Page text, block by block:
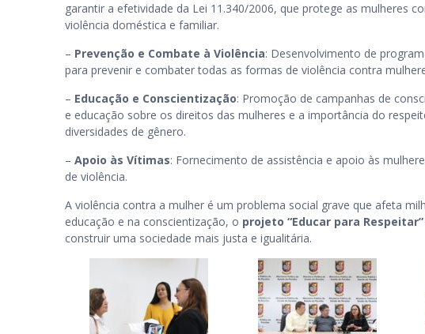
garantir a efetividade da Lei 11.340/2006, que protege as mulheres
violência doméstica e familiar.
– Prevenção e Combate à Violência: Desenvolvimento de
para prevenir e combater todas as formas de violência contra
– Educação e Conscientização: Promoção de campanhas de
e educação sobre os direitos das mulheres e a importância do
diversidades de gênero.
– Apoio às Vítimas: Fornecimento de assistência e apoio às
de violência.
A violência contra a mulher é um problema social grave que afeta
educação e na conscientização, o projeto “Educar para Respeitar”
construir uma sociedade mais justa e igualitária.